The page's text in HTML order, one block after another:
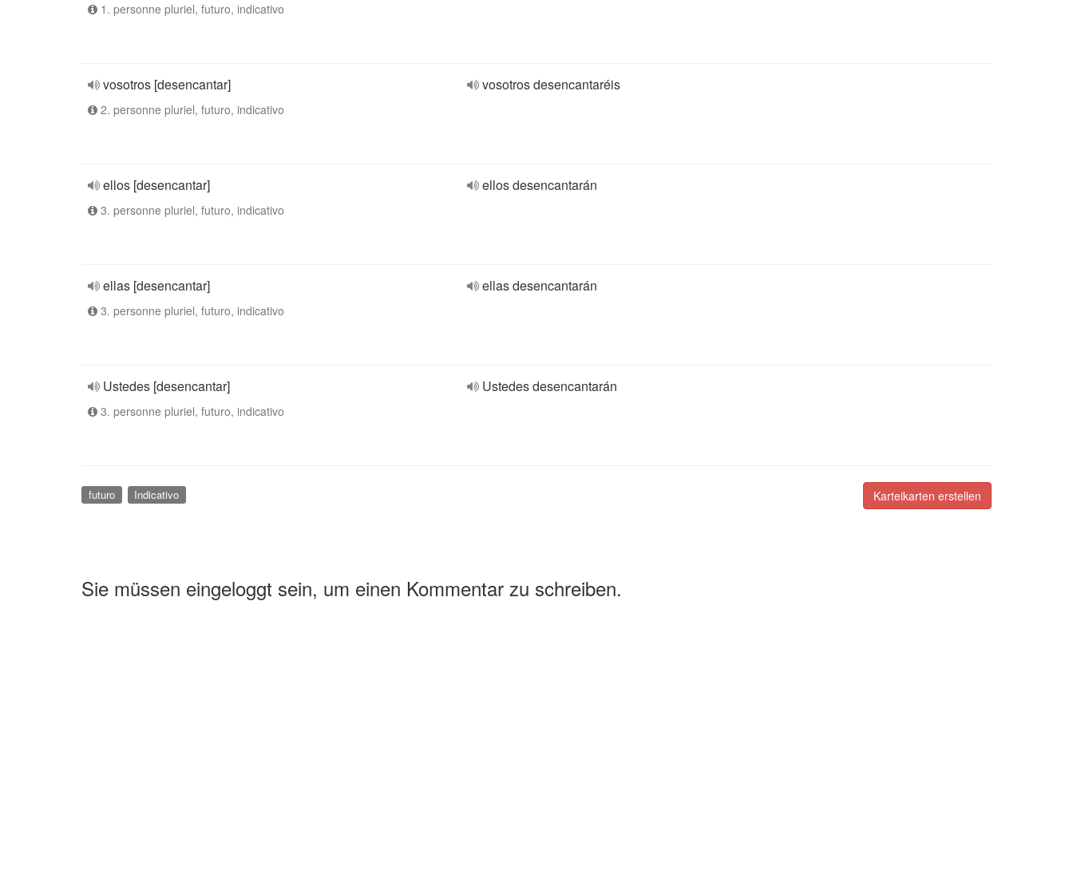
1. personne pluriel, futuro, indicativo
vosotros [desencantar]
2. personne pluriel, futuro, indicativo
vosotros desencantaréis
ellos [desencantar]
3. personne pluriel, futuro, indicativo
ellos desencantarán
ellas [desencantar]
3. personne pluriel, futuro, indicativo
ellas desencantarán
Ustedes [desencantar]
3. personne pluriel, futuro, indicativo
Ustedes desencantarán
Karteikarten erstellen
futuro Indicativo
Sie müssen eingeloggt sein, um einen Kommentar zu schreiben.